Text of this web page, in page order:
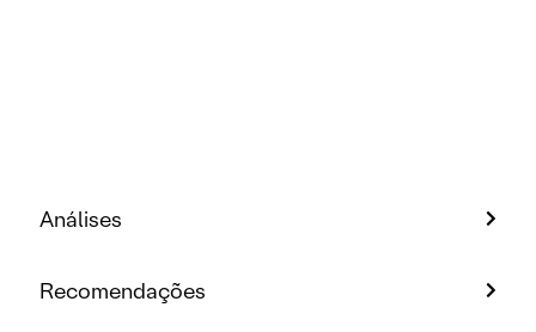
Análises
Recomendações